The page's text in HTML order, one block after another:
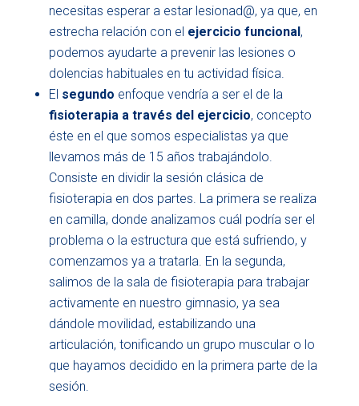
necesitas esperar a estar lesionad@, ya que, en
estrecha relación con el ejercicio funcional,
podemos ayudarte a prevenir las lesiones o
dolencias habituales en tu actividad física.
El segundo enfoque vendría a ser el de la
fisioterapia a través del ejercicio, concepto
éste en el que somos especialistas ya que
llevamos más de 15 años trabajándolo.
Consiste en dividir la sesión clásica de
fisioterapia en dos partes. La primera se realiza
en camilla, donde analizamos cuál podría ser el
problema o la estructura que está sufriendo, y
comenzamos ya a tratarla. En la segunda,
salimos de la sala de fisioterapia para trabajar
activamente en nuestro gimnasio, ya sea
dándole movilidad, estabilizando una
articulación, tonificando un grupo muscular o lo
que hayamos decidido en la primera parte de la
sesión.